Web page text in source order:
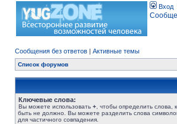
Вход
Сообщения без ответов | Активные темы
Список форумов
Ключевые слова:
Вы можете использовать + , чтобы определить
быть не должно. Вы можете разделить слова
для частичного совпадения.